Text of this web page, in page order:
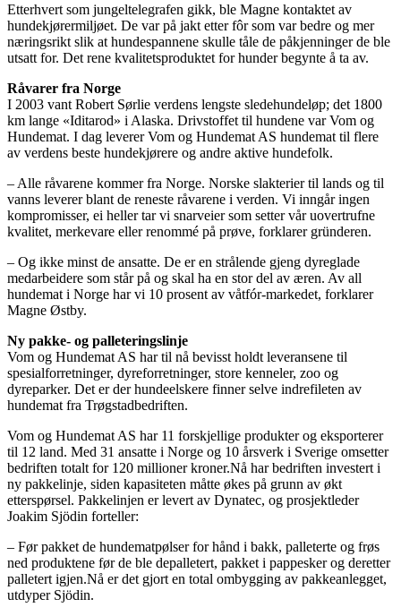
Etterhvert som jungeltelegrafen gikk, ble Magne kontaktet av
hundekjørermiljøet. De var på jakt etter fôr som var bedre og mer
næringsrikt slik at hundespannene skulle tåle de påkjenninger de ble
utsatt for. Det rene kvalitetsproduktet for hunder begynte å ta av.
Råvarer fra Norge
I 2003 vant Robert Sørlie verdens lengste sledehundeløp; det 1800
km lange «Iditarod» i Alaska. Drivstoffet til hundene var Vom og
Hundemat. I dag leverer Vom og Hundemat AS hundemat til flere
av verdens beste hundekjørere og andre aktive hundefolk.
– Alle råvarene kommer fra Norge. Norske slakterier til lands og til
vanns leverer blant de reneste råvarene i verden. Vi inngår ingen
kompromisser, ei heller tar vi snarveier som setter vår uovertrufne
kvalitet, merkevare eller renommé på prøve, forklarer gründeren.
– Og ikke minst de ansatte. De er en strålende gjeng dyreglade
medarbeidere som står på og skal ha en stor del av æren. Av all
hundemat i Norge har vi 10 prosent av våtfór-markedet, forklarer
Magne Østby.
Ny pakke- og palleteringslinje
Vom og Hundemat AS har til nå bevisst holdt leveransene til
spesialforretninger, dyreforretninger, store kenneler, zoo og
dyreparker. Det er der hundeelskere finner selve indrefileten av
hundemat fra Trøgstadbedriften.
Vom og Hundemat AS har 11 forskjellige produkter og eksporterer
til 12 land. Med 31 ansatte i Norge og 10 årsverk i Sverige omsetter
bedriften totalt for 120 millioner kroner.Nå har bedriften investert i
ny pakkelinje, siden kapasiteten måtte økes på grunn av økt
etterspørsel. Pakkelinjen er levert av Dynatec, og prosjektleder
Joakim Sjödin forteller:
– Før pakket de hundematpølser for hånd i bakk, palleterte og frøs
ned produktene før de ble depalletert, pakket i pappesker og deretter
palletert igjen.Nå er det gjort en total ombygging av pakkeanlegget,
utdyper Sjödin.